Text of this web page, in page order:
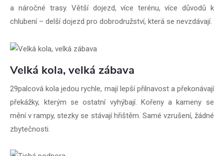
a náročné trasy. Větší dojezd, více terénu, více důvodů k
chlubení – delší dojezd pro dobrodružství, která se nevzdávají.
Velká kola, velká zábava
29palcová kola jedou rychle, mají lepší přilnavost a překonávají
překážky, kterým se ostatní vyhýbají. Kořeny a kameny se
mění v rampy, stezky se stávají hřištěm. Samé vzrušení, žádné
zbytečnosti.